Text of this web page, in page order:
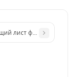
500х2000 мм
лист формата